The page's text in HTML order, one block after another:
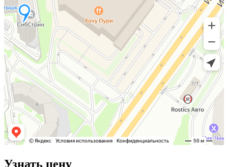
Узнать цену